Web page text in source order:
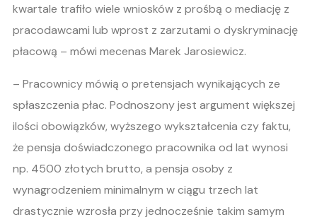
kwartale trafiło wiele wniosków z prośbą o mediację z
pracodawcami lub wprost z zarzutami o dyskryminację
płacową – mówi mecenas Marek Jarosiewicz.
– Pracownicy mówią o pretensjach wynikających ze
spłaszczenia płac. Podnoszony jest argument większej
ilości obowiązków, wyższego wykształcenia czy faktu,
że pensja doświadczonego pracownika od lat wynosi
np. 4500 złotych brutto, a pensja osoby z
wynagrodzeniem minimalnym w ciągu trzech lat
drastycznie wzrosła przy jednocześnie takim samym